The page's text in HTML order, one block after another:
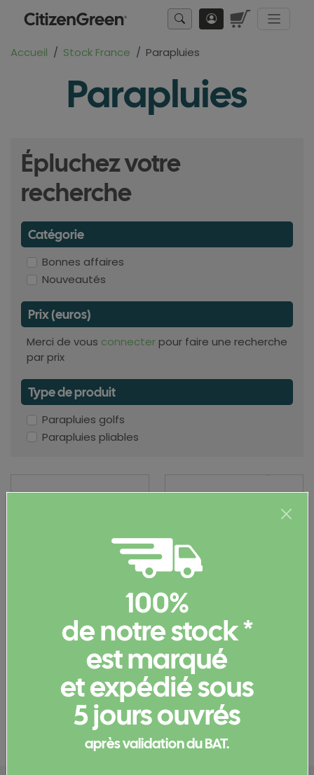
Accueil Stock France Parapluies
Parapluies
Épluchez votre
recherche
Catégorie
Bonnes affaires
Nouveautés
Prix (euros)
Merci de vous connecterpour faire une recherche
par prix
Type de produit
Parapluies golfs
Parapluies pliables
CGP2339
Parapluie pliable ONDEE
se connecter
En stock (151)
CGP2340
Parapluie de ville DRACHE
Prix :se connecter
En stock (77)
100%
de notre stock *
est marqué
et expédié sous
5 jours ouvrés
après validation du BAT.